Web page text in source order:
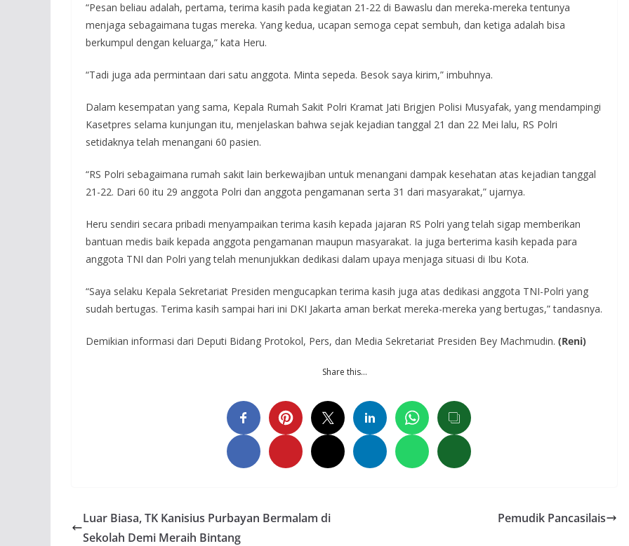
“Pesan beliau adalah, pertama, terima kasih pada kegiatan 21-22 di Bawaslu dan mereka-mereka tentunya
menjaga sebagaimana tugas mereka. Yang kedua, ucapan semoga cepat sembuh, dan ketiga adalah bisa
berkumpul dengan keluarga,” kata Heru.
“Tadi juga ada permintaan dari satu anggota. Minta sepeda. Besok saya kirim,” imbuhnya.
Dalam kesempatan yang sama, Kepala Rumah Sakit Polri Kramat Jati Brigjen Polisi Musyafak, yang mendampingi
Kasetpres selama kunjungan itu, menjelaskan bahwa sejak kejadian tanggal 21 dan 22 Mei lalu, RS Polri
setidaknya telah menangani 60 pasien.
“RS Polri sebagaimana rumah sakit lain berkewajiban untuk menangani dampak kesehatan atas kejadian tanggal
21-22. Dari 60 itu 29 anggota Polri dan anggota pengamanan serta 31 dari masyarakat,” ujarnya.
Heru sendiri secara pribadi menyampaikan terima kasih kepada jajaran RS Polri yang telah sigap memberikan
bantuan medis baik kepada anggota pengamanan maupun masyarakat. Ia juga berterima kasih kepada para
anggota TNI dan Polri yang telah menunjukkan dedikasi dalam upaya menjaga situasi di Ibu Kota.
“Saya selaku Kepala Sekretariat Presiden mengucapkan terima kasih juga atas dedikasi anggota TNI-Polri yang
sudah bertugas. Terima kasih sampai hari ini DKI Jakarta aman berkat mereka-mereka yang bertugas,” tandasnya.
Demikian informasi dari Deputi Bidang Protokol, Pers, dan Media Sekretariat Presiden Bey Machmudin. (Reni)
Share this…
Luar Biasa, TK Kanisius Purbayan Bermalam di
Sekolah Demi Meraih Bintang
Pemudik Pancasilais